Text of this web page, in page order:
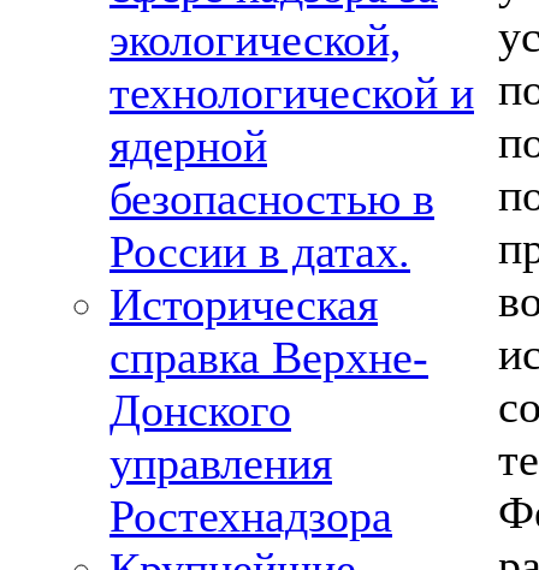
экологической,
технологической и
ядерной
безопасностью в
России в датах.
Историческая
справка Верхне-
Донского
управления
Ростехнадзора